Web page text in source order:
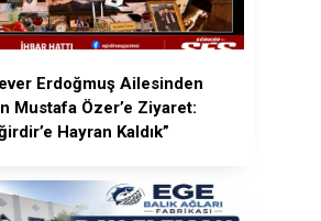
Erdoğmuş Ailesinden
Mustafa Özer’e Ziyaret:
Hayran Kaldık”